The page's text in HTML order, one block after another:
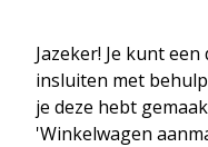
Jazeker! Je kunt
insluiten met
je deze hebt
'Winkelwagen